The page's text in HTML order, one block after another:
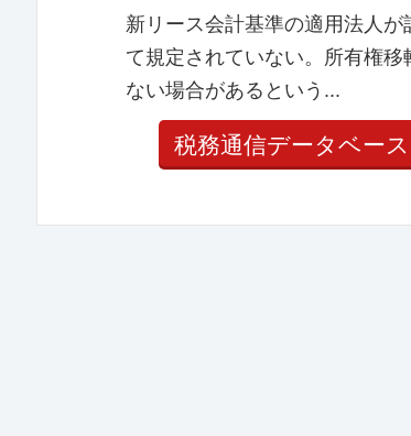
新リース会計基準の適用法人
て規定されていない。所有権
ない場合があるという...
税務通信データベー